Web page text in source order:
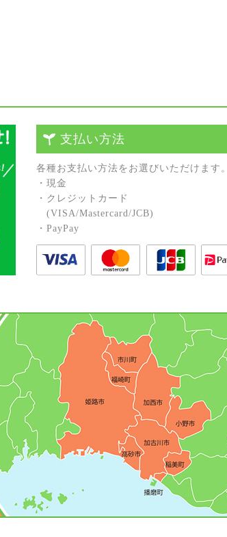
支払い方法
各種お⽀払い⽅法をお選びいただけます。
・現⾦
・クレジットカード
(VISA/Mastercard/JCB)
・PayPay